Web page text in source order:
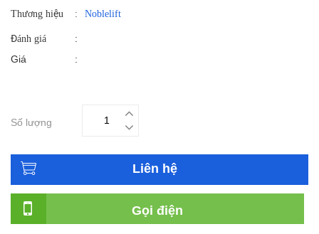
Thương hiệu : Noblelift
Đánh giá
:
Giá
:
Số lượng
Liên hệ
Gọi điện